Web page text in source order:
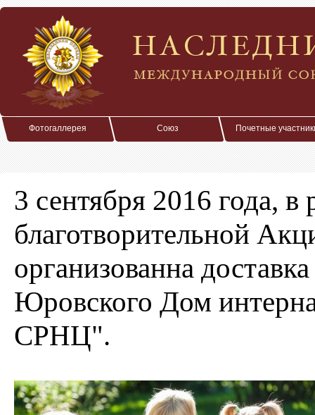
Фотогаллерея Союз Почетные
3 сентября 2016 года, в
благотворительной
организованна
Юровского Дом
СРНЦ".